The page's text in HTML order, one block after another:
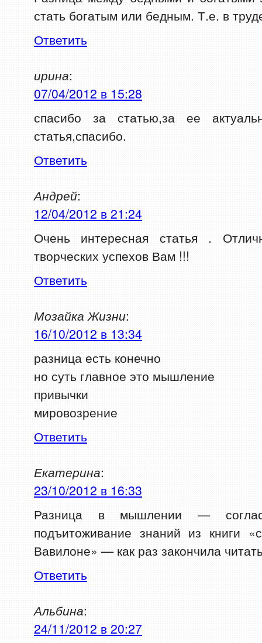
стать богатым или бедным. Т.е. в
Ответить
ирина:
07/04/2012 в 15:28
спасибо за статью,за ее
статья,спасибо.
Ответить
Андрей:
12/04/2012 в 21:24
Очень интересная статья .
творческих успехов Вам !!!
Ответить
Мозайка Жизни:
16/10/2012 в 13:34
разница есть конечно
но суть главное это мышление
привычки
мировозрение
Ответить
Екатерина:
23/10/2012 в 16:33
Разница в мышлении —
подъитоживание знаний из книги
Вавилоне» — как раз закончила
Ответить
Альбина:
24/11/2012 в 20:27